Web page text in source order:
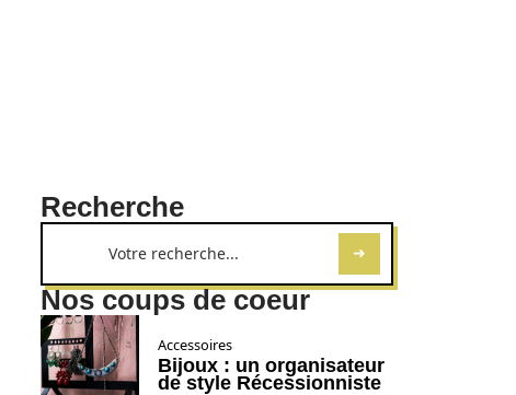
Recherche
Nos coups de coeur
Accessoires
Bijoux : un organisateur
de style Récessionniste